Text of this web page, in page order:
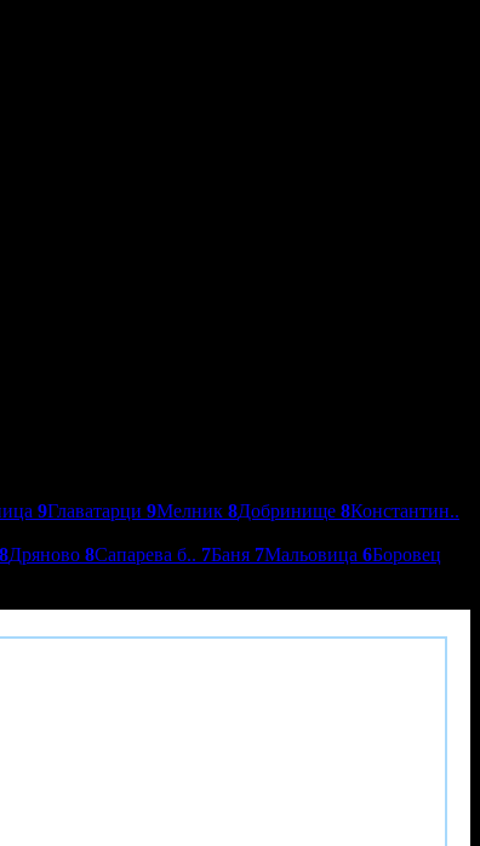
9Главатарци 9Мелник 8Добринище 8Константин..
8Дряново 8Сапарева б.. 7Баня 7Мальовица 6Боровец